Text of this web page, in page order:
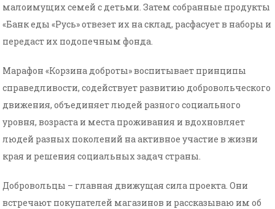
малоимущих семей с детьми. Затем собранные продукты
«Банк еды «Русь» отвезет их на склад, расфасует в наборы и
передаст их подопечным фонда.
Марафон «Корзина доброты» воспитывает принципы
справедливости, содействует развитию добровольческого
движения, объединяет людей разного социального
уровня, возраста и места проживания и вдохновляет
людей разных поколений на активное участие в жизни
края и решения социальных задач страны.
Добровольцы – главная движущая сила проекта. Они
встречают покупателей магазинов и рассказываю им об